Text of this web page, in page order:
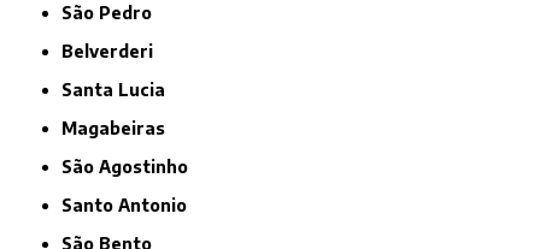
São Pedro
Belverderi
Santa Lucia
Magabeiras
São Agostinho
Santo Antonio
São Bento